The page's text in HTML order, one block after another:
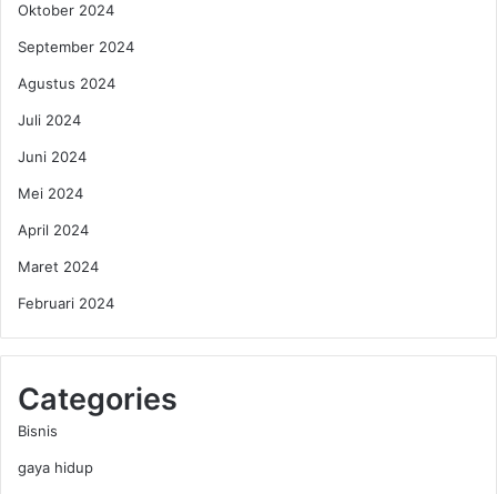
Oktober 2024
September 2024
Agustus 2024
Juli 2024
Juni 2024
Mei 2024
April 2024
Maret 2024
Februari 2024
Categories
Bisnis
gaya hidup